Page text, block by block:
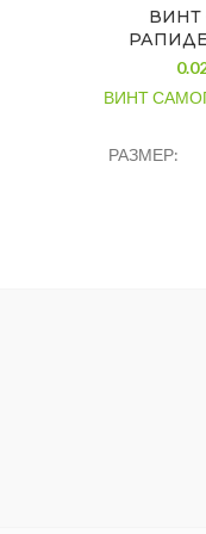
ВИНТ
РАЗМЕР: